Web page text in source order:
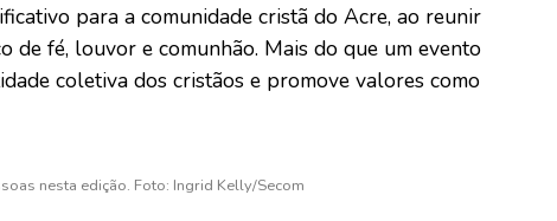
para a comunidade cristã do Acre, ao reunir
de fé, louvor e comunhão. Mais do que um evento
coletiva dos cristãos e promove valores como
nesta edição. Foto: Ingrid Kelly/Secom